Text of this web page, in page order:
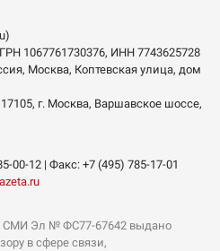
1067761730376, ИНН 7743625728
Москва, Коптевская улица, дом
, г. Москва, Варшавское шоссе,
00-12 | Факс: +7 (495) 785-17-01
СМИ Эл № ФС77-67642 выдано
в сфере связи,